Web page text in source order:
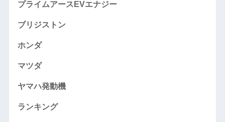
プライムアースEVエナジー
ブリジストン
ホンダ
マツダ
ヤマハ発動機
ランキング